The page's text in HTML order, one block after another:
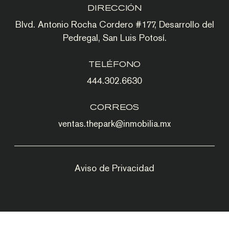
DIRECCIÓN
Blvd. Antonio Rocha Cordero #177, Desarrollo del
Pedregal, San Luis Potosí.
TELÉFONO
444.302.6630
CORREOS
ventas.thepark@inmobilia.mx
Aviso de Privacidad